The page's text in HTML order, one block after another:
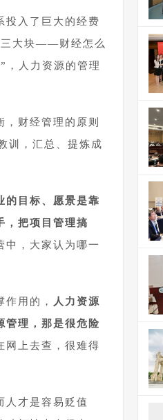
投入了巨大的经费
三大块——财经怎么
，人力资源的管理
财经管理的原则
训，汇总、提炼成
的目标、愿景是靠
，把项目管理搞
，大家认为哪一
用的，
人力资源
管理，那是很危险
网上去查，很难得
人才是容易贬值